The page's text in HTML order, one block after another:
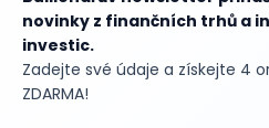
novinky z finančních trhů a
investic.
Zadejte své údaje a získejte 4
ZDARMA!Aktuální